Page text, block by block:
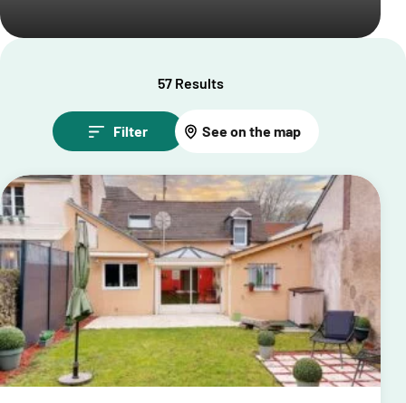
57 Results
Filter See on the map